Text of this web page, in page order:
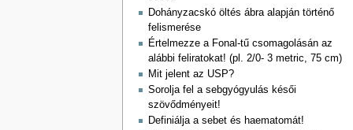
Dohányzacskó öltés ábra alapján történő
felismerése
Értelmezze a Fonal-tű csomagolásán az
alábbi feliratokat! (pl. 2/0- 3 metric, 75 cm)
Mit jelent az USP?
Sorolja fel a sebgyógyulás késői
szövődményeit!
Definiálja a sebet és haematomát!